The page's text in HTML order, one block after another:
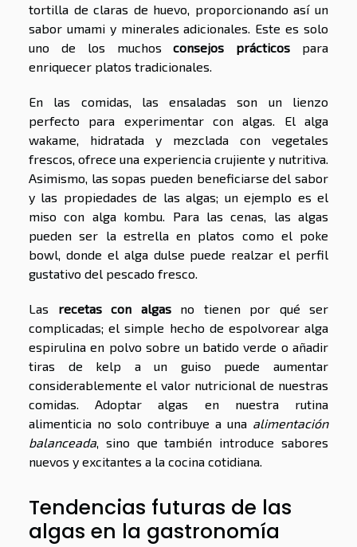
tortilla de claras de huevo, proporcionando así un
sabor umami y minerales adicionales. Este es solo
uno de los muchosconsejos prácticos para
enriquecer platos tradicionales.
En las comidas, las ensaladas son un lienzo
perfecto para experimentar con algas. El alga
wakame, hidratada y mezclada con vegetales
frescos, ofrece una experiencia crujiente y nutritiva.
Asimismo, las sopas pueden beneficiarse del sabor
y las propiedades de las algas; un ejemplo es el
miso con alga kombu. Para las cenas, las algas
pueden ser la estrella en platos como el poke
bowl, donde el alga dulse puede realzar el perfil
gustativo del pescado fresco.
Las recetas con algasno tienen por qué ser
complicadas; el simple hecho de espolvorear alga
espirulina en polvo sobre un batido verde o añadir
tiras de kelp a un guiso puede aumentar
considerablemente el valor nutricional de nuestras
comidas. Adoptar algas en nuestra rutina
alimenticia no solo contribuye a una alimentación
balanceada , sino que también introduce sabores
nuevos y excitantes a la cocina cotidiana.
Tendencias futuras de las
algas en la gastronomía